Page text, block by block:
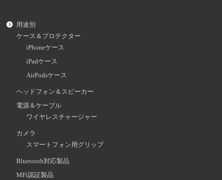
用途別
ケース＆プロテクター
iPhoneケース
iPadケース
AirPodsケース
ヘッドフォン＆スピーカー
電源＆ケーブル
ワイヤレスチャージャー
カメラ
スマートフォン用グリップ
Bluetooth対応製品
MFi認証製品